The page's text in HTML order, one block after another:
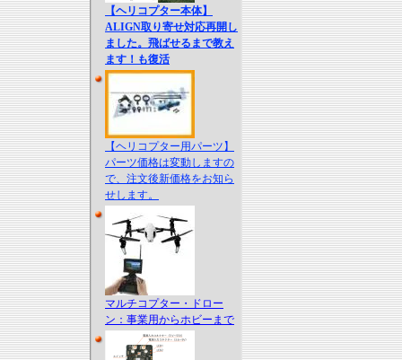
【ヘリコプター本体】
ALIGN取り寄せ対応再開し
ました。飛ばせるまで教え
ます！も復活
【ヘリコプター用パーツ】
パーツ価格は変動しますの
で、注文後新価格をお知ら
せします。
マルチコプター・ドロー
ン：事業用からホビーまで